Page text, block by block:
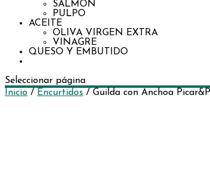
SALMÓN
PULPO
ACEITE
OLIVA VIRGEN EXTRA
VINAGRE
QUESO Y EMBUTIDO
Seleccionar página
Inicio / Encurtidos / Guilda con Anchoa